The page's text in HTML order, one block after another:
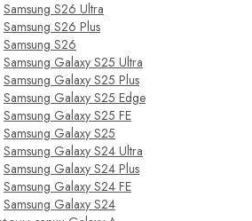
Samsung S26 Ultra
Samsung S26 Plus
Samsung S26
Samsung Galaxy S25 Ultra
Samsung Galaxy S25 Plus
Samsung Galaxy S25 Edge
Samsung Galaxy S25 FE
Samsung Galaxy S25
Samsung Galaxy S24 Ultra
Samsung Galaxy S24 Plus
Samsung Galaxy S24 FE
Samsung Galaxy S24